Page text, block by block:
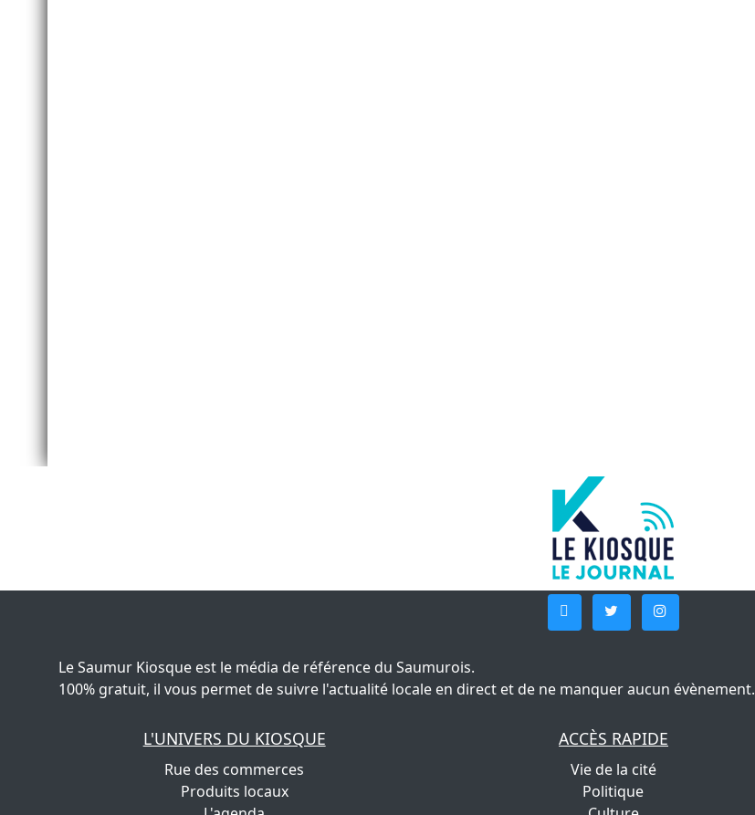
Le Saumur Kiosque est le média de référence du Saumurois.
100% gratuit, il vous permet de suivre l'actualité locale en direct et de ne manquer aucun évènement.
L'UNIVERS DU KIOSQUE
Rue des commerces
Produits locaux
ACCÈS RAPIDE
Vie de la cité
Politique